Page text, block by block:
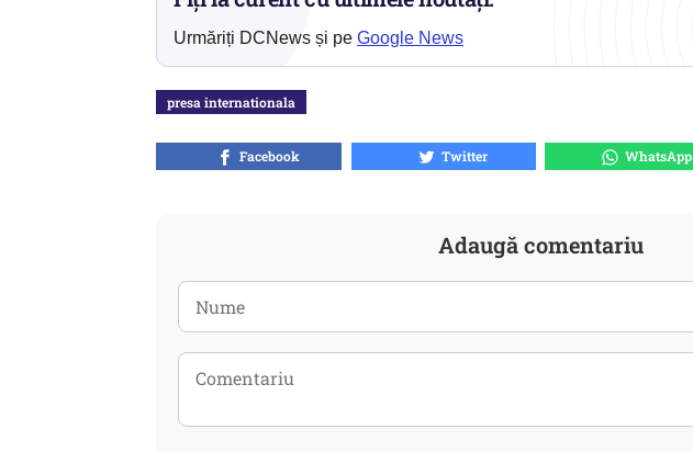
Urmăriți DCNews și pe Google News
presa internationala
Facebook Twitter WhatsApp
Adaugă comentariu